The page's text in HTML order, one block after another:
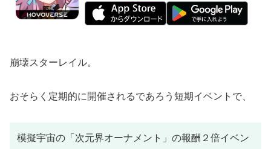
崩壊スターレイル。
おそらく定期的に開催されるであろう短期イベントで、
模擬宇宙の「次元界オーナメント」の報酬２倍イベン